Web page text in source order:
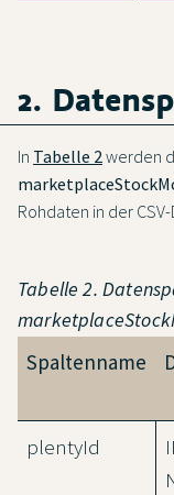
2.
In Tabelle 2werden
Rohdaten in der
Tabelle 2.
Spaltenname
plentyId